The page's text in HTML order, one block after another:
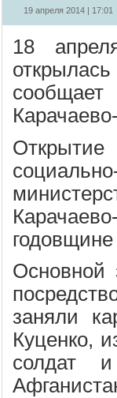
19 апреля 2014 | 17:01
18
Основной
заняли
Куценко,
солдат